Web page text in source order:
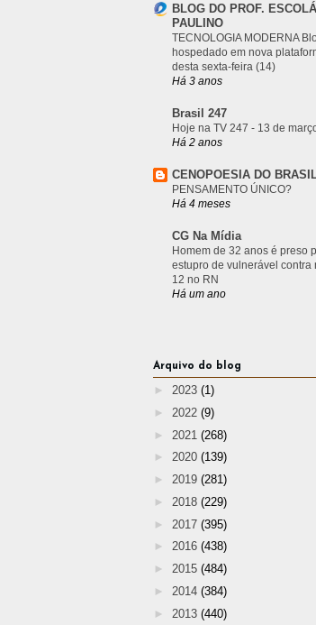
BLOG DO PROF.
PAULINO
TECNOLOGIA MODERNA
hospedado em nova
desta sexta-feira (14)
Há 3 anos
Brasil 247
Hoje na TV 247 - 13 de
Há 2 anos
CENOPOESIA DO
PENSAMENTO ÚNICO?
Há 4 meses
CG Na Mídia
Homem de 32 anos é preso
estupro de vulnerável contra
12 no RN
Há um ano
Arquivo do blog
► 2023 (1)
► 2022 (9)
► 2021 (268)
► 2020 (139)
► 2019 (281)
► 2018 (229)
► 2017 (395)
► 2016 (438)
► 2015 (484)
► 2014 (384)
► 2013 (440)